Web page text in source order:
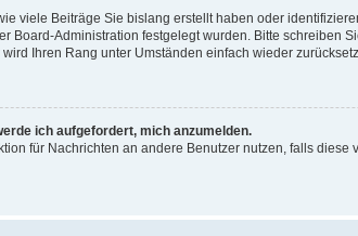
viele Beiträge Sie bislang erstellt haben oder
Board-Administration festgelegt wurden. Bitte
Ihren Rang unter Umständen einfach wieder
ich aufgefordert, mich anzumelden.
für Nachrichten an andere Benutzer nutzen, falls